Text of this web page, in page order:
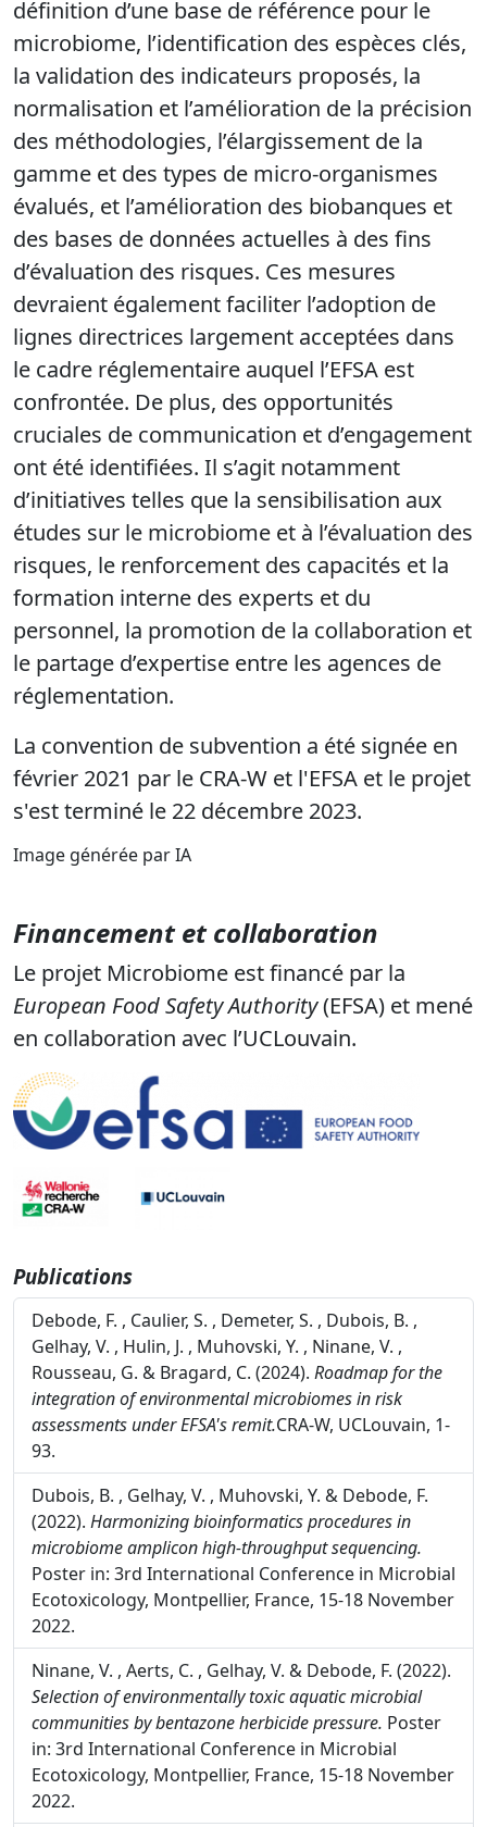
définition d’une base de référence pour le
microbiome, l’identification des espèces clés,
la validation des indicateurs proposés, la
normalisation et l’amélioration de la précision
des méthodologies, l’élargissement de la
gamme et des types de micro-organismes
évalués, et l’amélioration des biobanques et
des bases de données actuelles à des fins
d’évaluation des risques. Ces mesures
devraient également faciliter l’adoption de
lignes directrices largement acceptées dans
le cadre réglementaire auquel l’EFSA est
confrontée. De plus, des opportunités
cruciales de communication et d’engagement
ont été identifiées. Il s’agit notamment
d’initiatives telles que la sensibilisation aux
études sur le microbiome et à l’évaluation des
risques, le renforcement des capacités et la
formation interne des experts et du
personnel, la promotion de la collaboration et
le partage d’expertise entre les agences de
réglementation.
La convention de subvention a été signée en
février 2021 par le CRA-W et l'EFSA et le projet
s'est terminé le 22 décembre 2023.
Image générée par IA
Financement et collaboration
Le projet Microbiome est financé par la
European Food Safety Authority(EFSA) et mené
en collaboration avec l’UCLouvain.
Publications
Debode, F. , Caulier, S. , Demeter, S. , Dubois, B. ,
Gelhay, V. , Hulin, J. , Muhovski, Y. , Ninane, V. ,
Rousseau, G. & Bragard, C. (2024). Roadmap for the
integration of environmental microbiomes in risk
assessments under EFSA's remit.CRA-W, UCLouvain, 1-
93.
Dubois, B. , Gelhay, V. , Muhovski, Y. & Debode, F.
(2022). Harmonizing bioinformatics procedures in
microbiome amplicon high-throughput sequencing.
Poster in: 3rd International Conference in Microbial
Ecotoxicology, Montpellier, France, 15-18 November
2022.
Ninane, V. , Aerts, C. , Gelhay, V. & Debode, F. (2022).
Selection of environmentally toxic aquatic microbial
communities by bentazone herbicide pressure. Poster
in: 3rd International Conference in Microbial
Ecotoxicology, Montpellier, France, 15-18 November
2022.